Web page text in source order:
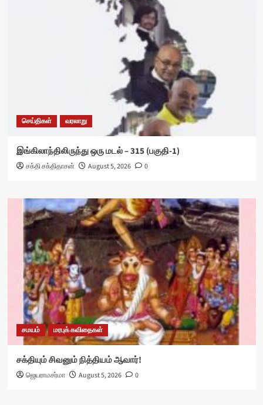
செய்திகள் வரலாறு
இங்கிலாந்திலிருந்து ஒரு மடல் – 315 (பகுதி-1)
சக்தி சக்திதாசன் August 5, 2026 0
சமயம் மரபுக் கவிதைகள்
சக்தியும் சிவனும் நித்தியம் ஆவார்!
ஜெயராமசர்மா August 5, 2026 0